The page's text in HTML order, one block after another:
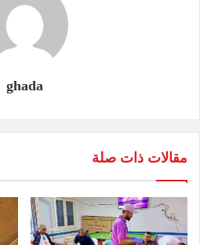
ghada
مقالات ذات صلة